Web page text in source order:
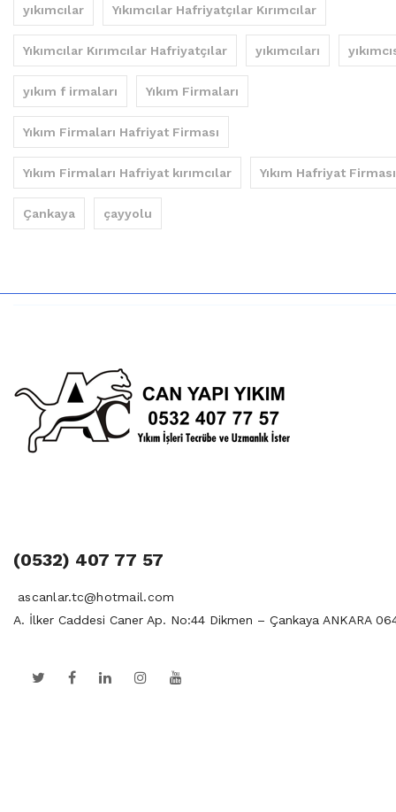
yıkımcılar Yıkımcılar Hafriyatçılar Kırımcılar
Yıkımcılar Kırımcılar Hafriyatçılar yıkımcıları
yıkım f irmaları Yıkım Firmaları
Yıkım Firmaları Hafriyat Firması
Yıkım Firmaları Hafriyat kırımcılar Yıkım Hafriyat Firması
Çankaya çayyolu
(0532) 407 77 57
ascanlar.tc@hotmail.com
A. İlker Caddesi Caner Ap. No:44 Dikmen – Çankaya ANKARA